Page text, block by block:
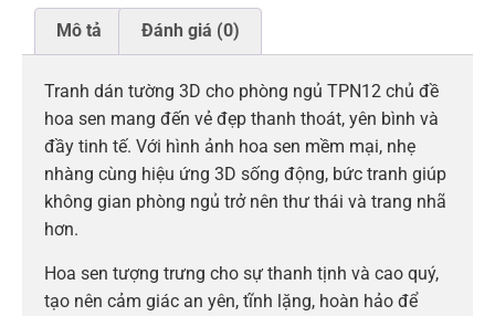
Mô tả Đánh giá (0)
Tranh dán tường 3D cho phòng ngủ TPN12 chủ đề
hoa sen mang đến vẻ đẹp thanh thoát, yên bình và
đầy tinh tế. Với hình ảnh hoa sen mềm mại, nhẹ
nhàng cùng hiệu ứng 3D sống động, bức tranh giúp
không gian phòng ngủ trở nên thư thái và trang nhã
hơn.
Hoa sen tượng trưng cho sự thanh tịnh và cao quý,
tạo nên cảm giác an yên, tĩnh lặng, hoàn hảo để